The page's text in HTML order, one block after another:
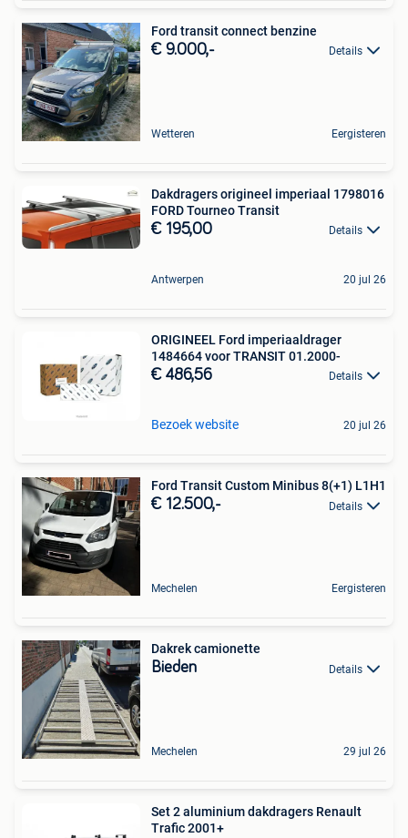
Ford transit connect benzine
€ 9.000,- Details
Wetteren Eergisteren
Dakdragers origineel imperiaal 1798016
FORD Tourneo Transit
€ 195,00 Details
Antwerpen 20 jul 26
ORIGINEEL Ford imperiaaldrager
1484664 voor TRANSIT 01.2000-
€ 486,56 Details
Bezoek website 20 jul 26
Ford Transit Custom Minibus 8(+1) L1H1
€ 12.500,- Details
Mechelen Eergisteren
Dakrek camionette
Bieden Details
Mechelen 29 jul 26
Set 2 aluminium dakdragers Renault
Trafic 2001+